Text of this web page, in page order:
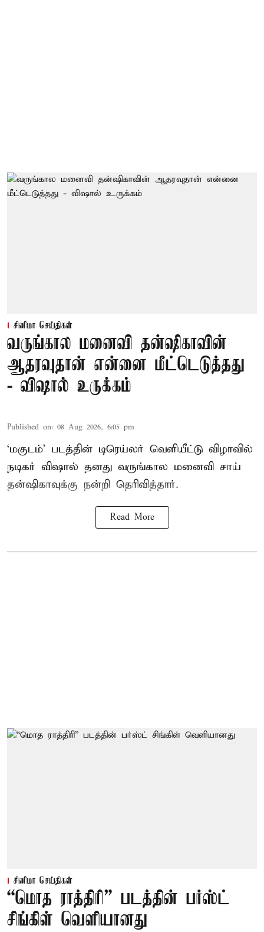
சினிமா செய்திகள்
வருங்கால மனைவி தன்ஷிகாவின்
ஆதரவுதான் என்னை மீட்டெடுத்தது
- விஷால் உருக்கம்
Published on: 08 Aug 2026, 6:05 pm
‘மகுடம்’ படத்தின் டிரெய்லர் வெளியீட்டு விழாவில்
நடிகர் விஷால் தனது வருங்கால மனைவி சாய்
தன்ஷிகாவுக்கு நன்றி தெரிவித்தார்.
Read More
சினிமா செய்திகள்
“மொத ராத்திரி” படத்தின் பர்ஸ்ட்
சிங்கிள் வெளியானது